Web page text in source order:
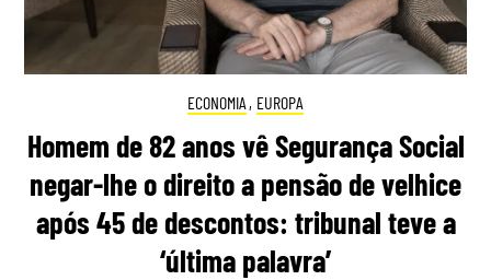
ECONOMIA , EUROPA
Homem de 82 anos vê Segurança Social
negar-lhe o direito a pensão de velhice
após 45 de descontos: tribunal teve a
‘última palavra’